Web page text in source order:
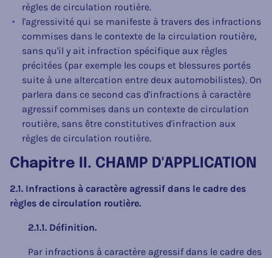
règles de circulation routière.
l'agressivité qui se manifeste à travers des infractions
commises dans le contexte de la circulation routière,
sans qu'il y ait infraction spécifique aux règles
précitées (par exemple les coups et blessures portés
suite à une altercation entre deux automobilistes). On
parlera dans ce second cas d'infractions à caractère
agressif commises dans un contexte de circulation
routière, sans être constitutives d'infraction aux
règles de circulation routière.
Chapitre II. CHAMP D'APPLICATION
2.1. Infractions à caractère agressif dans le cadre des
règles de circulation routière.
2.1.1. Définition.
Par infractions à caractère agressif dans le cadre des